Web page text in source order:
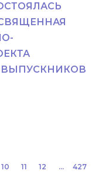
ВЫПУСКНИКОВ
10 11 12 ... 427